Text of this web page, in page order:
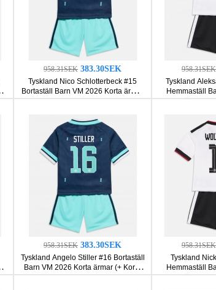
958.31SEK 383.30SEK
Tyskland Nico Schlotterbeck #15
Bortaställ Barn VM 2026 Korta ärmar
(+ Korta byxor)
958.31SEK
Tyskland
Hemmaställ
ärmar (+
958.31SEK 383.30SEK
Tyskland Angelo Stiller #16 Bortaställ
Barn VM 2026 Korta ärmar (+ Korta
byxor)
958.31SEK
Tyskland
Hemmaställ
ärmar (+